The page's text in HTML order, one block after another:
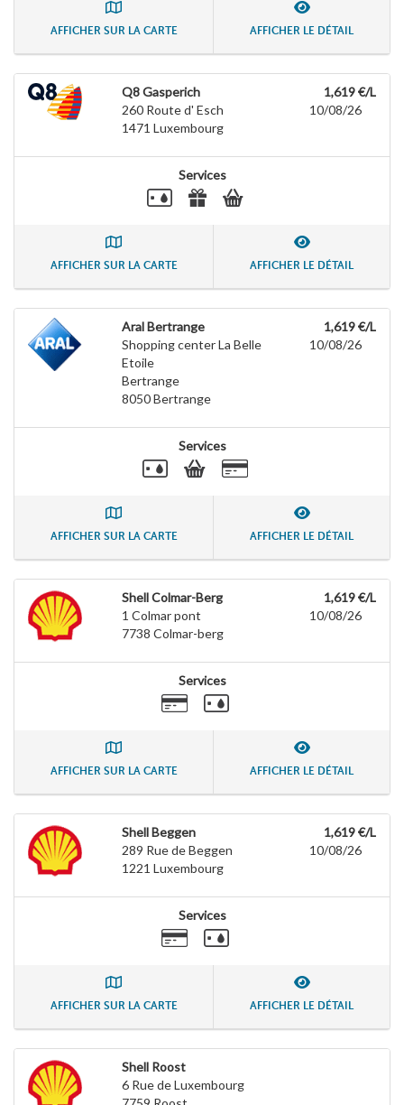
AFFICHER SUR LA CARTE AFFICHER LE DÉTAIL
Q8 Gasperich
260 Route d' Esch
1471 Luxembourg
1,619 €/L
10/08/26
Services
AFFICHER SUR LA CARTE AFFICHER LE DÉTAIL
Aral Bertrange
Shopping center La Belle
Etoile
Bertrange
8050Bertrange
1,619 €/L
10/08/26
Services
AFFICHER SUR LA CARTE AFFICHER LE DÉTAIL
Shell Colmar-Berg
1 Colmar pont
7738 Colmar-berg
1,619 €/L
10/08/26
Services
AFFICHER SUR LA CARTE AFFICHER LE DÉTAIL
Shell Beggen
289 Rue de Beggen
1221 Luxembourg
1,619 €/L
10/08/26
Services
AFFICHER SUR LA CARTE AFFICHER LE DÉTAIL
Shell Roost
6 Rue de Luxembourg